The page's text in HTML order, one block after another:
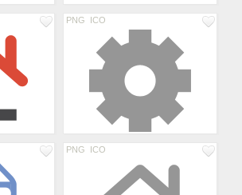
PNG ICO
PNG ICO